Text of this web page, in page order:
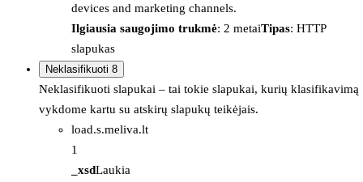
devices and marketing channels.
Ilgiausia saugojimo trukmė: 2 metaiTipas: HTTP
slapukas
Neklasifikuoti 8
Neklasifikuoti slapukai – tai tokie slapukai, kurių klasifikavimą
vykdome kartu su atskirų slapukų teikėjais.
load.s.meliva.lt
1
_xsdLaukia